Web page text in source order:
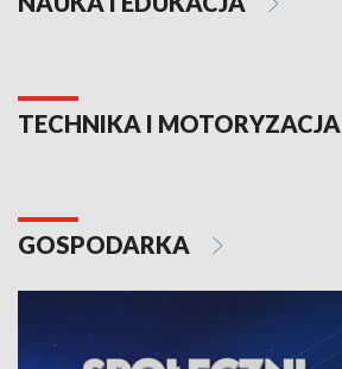
TECHNIKA I MOTORYZACJA
GOSPODARKA